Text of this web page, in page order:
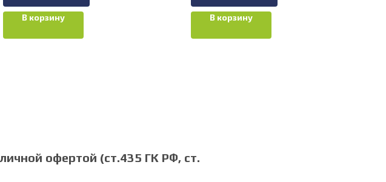
В корзину В корзину
офертой (ст.435 ГК РФ, cт.